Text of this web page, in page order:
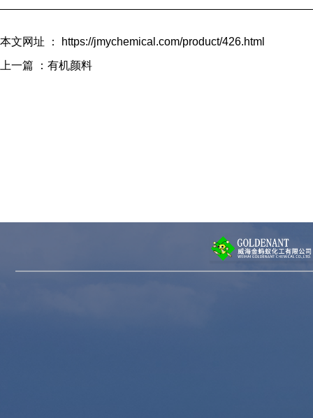
本文网址 ： https://jmychemical.com/product/426.html
上一篇 ： 有机颜料